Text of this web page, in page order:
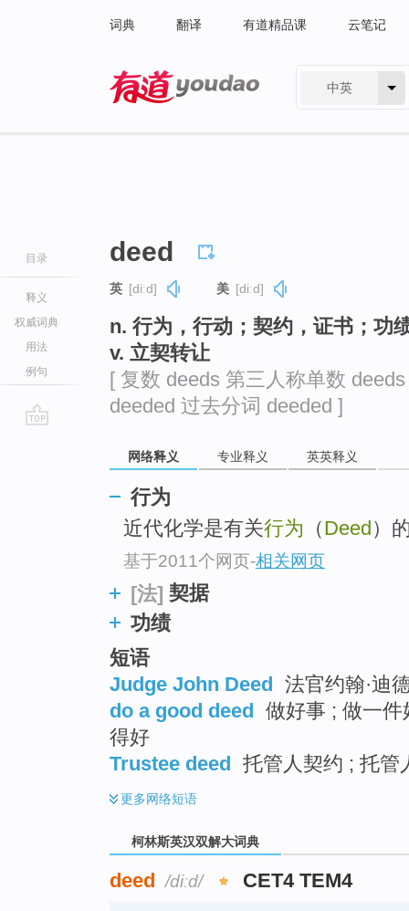
词典 翻译 有道精品课 云笔记
中英
目录
释义
权威词典
用法
例句
deed
英 [diːd] 美 [diːd]
n. 行为，行动；契约，证书；功
v. 立契转让
[ 复数 deeds 第三人称单数
deeded 过去分词 deeded ]
网络释义 专业释义 英英释义
行为
近代化学是有关行为 （Deed ）
基于2011个网页-相关网页
[法] 契据
功绩
短语
Judge John Deed 法官约翰·迪
do a good deed 做好事 ; 做一
得好
Trustee deed 托管人契约 ; 托管
更多网络短语
柯林斯英汉双解大词典
deed /diːd/ CET4 TEM4